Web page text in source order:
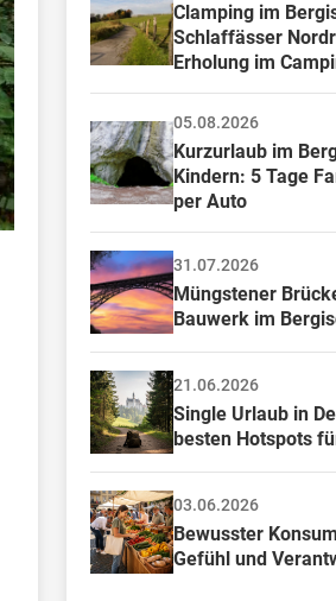
Clamping im
Schlaffässer
Erholung im
05.08.2026
Kurzurlaub im
Kindern: 5 Tage
per Auto
31.07.2026
Müngstener
Bauwerk im
21.06.2026
Single Urlaub in
besten Hotspots
03.06.2026
Bewusster
Gefühl und